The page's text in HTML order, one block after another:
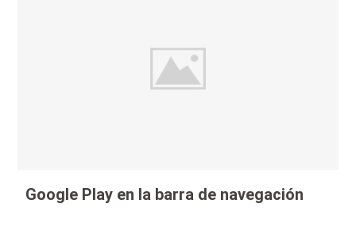
Google Play en la barra de navegación